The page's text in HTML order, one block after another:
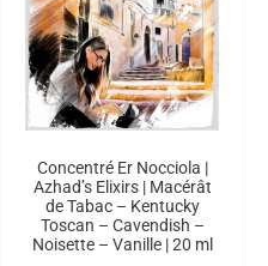
Concentré Er Nocciola |
Azhad’s Elixirs | Macérât
de Tabac – Kentucky
Toscan – Cavendish –
Noisette – Vanille | 20 ml